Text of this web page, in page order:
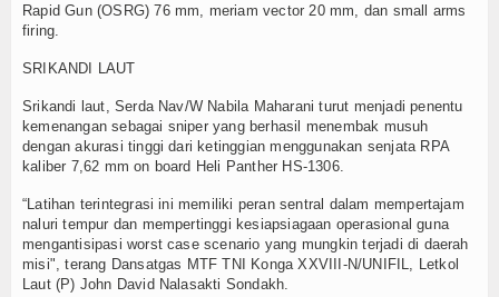
Rapid Gun (OSRG) 76 mm, meriam vector 20 mm, dan small arms
firing.
SRIKANDI LAUT
Srikandi laut, Serda Nav/W Nabila Maharani turut menjadi penentu
kemenangan sebagai sniper yang berhasil menembak musuh
dengan akurasi tinggi dari ketinggian menggunakan senjata RPA
kaliber 7,62 mm on board Heli Panther HS-1306.
“Latihan terintegrasi ini memiliki peran sentral dalam mempertajam
naluri tempur dan mempertinggi kesiapsiagaan operasional guna
mengantisipasi worst case scenario yang mungkin terjadi di daerah
misi", terang Dansatgas MTF TNI Konga XXVIII-N/UNIFIL, Letkol
Laut (P) John David Nalasakti Sondakh.